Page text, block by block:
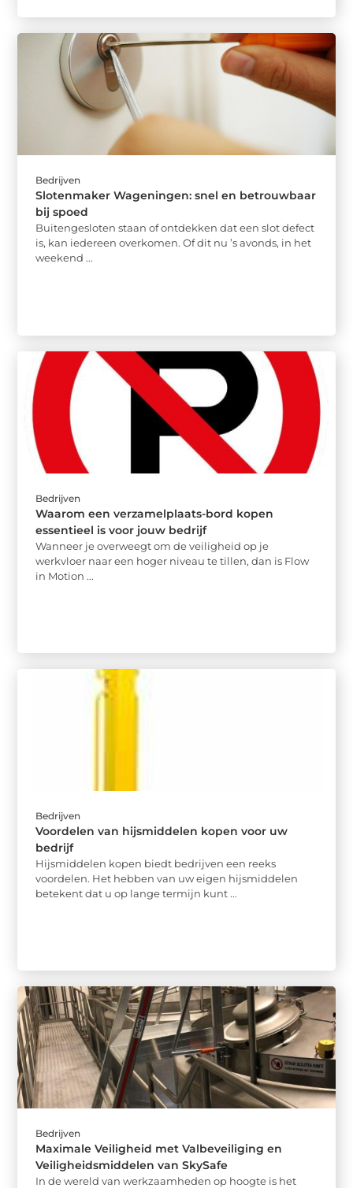
Bedrijven
Slotenmaker Wageningen: snel en betrouwbaar
bij spoed
Buitengesloten staan of ontdekken dat een slot defect
is, kan iedereen overkomen. Of dit nu ’s avonds, in het
weekend ...
Bedrijven
Waarom een verzamelplaats-bord kopen
essentieel is voor jouw bedrijf
Wanneer je overweegt om de veiligheid op je
werkvloer naar een hoger niveau te tillen, dan is Flow
in Motion ...
Bedrijven
Voordelen van hijsmiddelen kopen voor uw
bedrijf
Hijsmiddelen kopen biedt bedrijven een reeks
voordelen. Het hebben van uw eigen hijsmiddelen
betekent dat u op lange termijn kunt ...
Bedrijven
Maximale Veiligheid met Valbeveiliging en
Veiligheidsmiddelen van SkySafe
In de wereld van werkzaamheden op hoogte is het